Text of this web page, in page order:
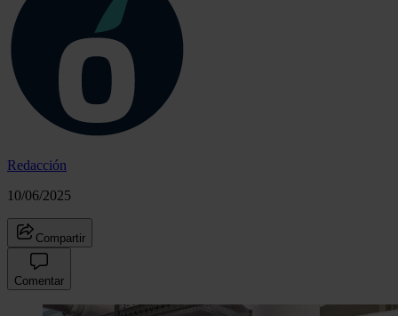
Redacción
10/06/2025
Compartir
Comentar